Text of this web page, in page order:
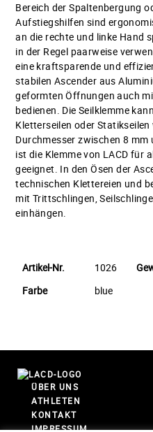
Bereich der Spaltenbergung
Aufstiegshilfen sind
an die rechte und linke Hand
in der Regel paarweise
eine kraftsparende und
stabilen Ascender aus
geformten Öffnungen auch
bedienen. Die Seilklemme
Kletterseilen oder
Durchmesser zwischen 8
ist die Klemme von LACD für
geeignet. In den Ösen der
technischen Klettereien und
mit Trittschlingen,
einhängen.
Artikel-Nr. 1026
Farbe
blue
ÜBER UNS
ATHLETEN
KONTAKT
IMPRESSUM